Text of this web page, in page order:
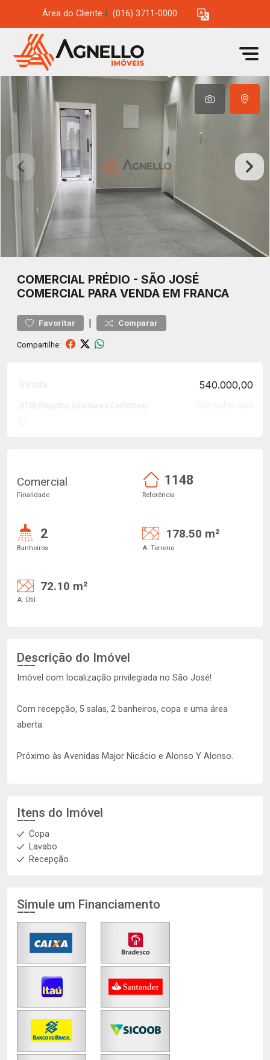
Área do Cliente (016) 3711-0000
COMERCIAL PRÉDIO - SÃO JOSÉ
COMERCIAL PARA VENDA EM FRANCA
Favoritar | Comparar
Compartilhe:
540.000,00
Comercial
Finalidade
1148
Referência
2
Banheiros
178.50 m²
A. Terreno
72.10 m²
A. Útil
Descrição do Imóvel
Imóvel com localização privilegiada no São José!
Com recepção, 5 salas, 2 banheiros, copa e uma área
aberta.
Próximo às Avenidas Major Nicácio e Alonso Y Alonso.
Itens do Imóvel
Copa
Lavabo
Recepção
Simule um Financiamento